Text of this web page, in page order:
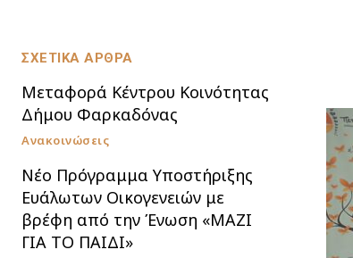
ΣΧΕΤΙΚΑ ΑΡΘΡΑ
Μεταφορά Κέντρου Κοινότητας
Δήμου Φαρκαδόνας
Ανακοινώσεις
Nέο Πρόγραμμα Υποστήριξης
Ευάλωτων Οικογενειών με
βρέφη από την Ένωση «ΜΑΖΙ
ΓΙΑ ΤΟ ΠΑΙΔΙ»